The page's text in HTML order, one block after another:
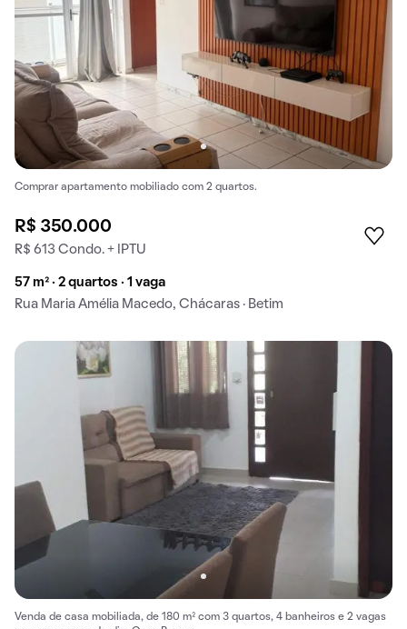
Comprar apartamento mobiliado com 2 quartos.
R$ 350.000
R$ 613 Condo. + IPTU
57 m² · 2 quartos · 1 vaga
Rua Maria Amélia Macedo, Chácaras · Betim
Venda de casa mobiliada, de 180 m² com 3 quartos, 4 banheiros e 2 vagas